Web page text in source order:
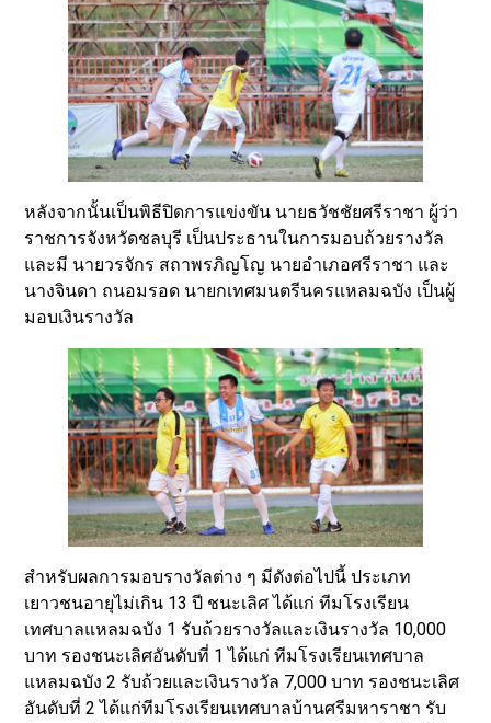
หลังจากนั้นเป็นพิธีปิดการแข่งขัน นายธวัชชัยศรีราชา ผู้ว่า
ราชการจังหวัดชลบุรี เป็นประธานในการมอบถ้วยรางวัล
และมี นายวรจักร สถาพรภิญโญ นายอำเภอศรีราชา และ
นางจินดา ถนอมรอด นายกเทศมนตรีนครแหลมฉบัง เป็นผู้
มอบเงินรางวัล
สำหรับผลการมอบรางวัลต่าง ๆ มีดังต่อไปนี้ ประเภท
เยาวชนอายุไม่เกิน 13 ปี ชนะเลิศ ได้แก่ ทีมโรงเรียน
เทศบาลแหลมฉบัง 1 รับถ้วยรางวัลและเงินรางวัล 10,000
บาท รองชนะเลิศอันดับที่ 1 ได้แก่ ทีมโรงเรียนเทศบาล
แหลมฉบัง 2 รับถ้วยและเงินรางวัล 7,000 บาท รองชนะเลิศ
อันดับที่ 2 ได้แก่ทีมโรงเรียนเทศบาลบ้านศรีมหาราชา รับ